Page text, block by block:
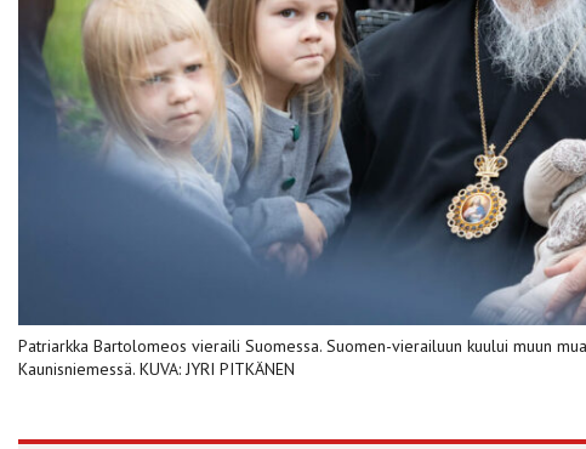
Patriarkka Bartolomeos vieraili Suomessa. Suomen-vierailuun kuului muun
Kaunisniemessä. KUVA: JYRI PITKÄNEN